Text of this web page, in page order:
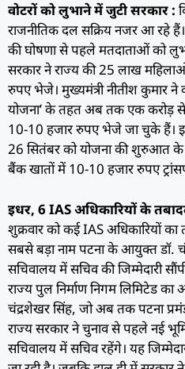
वोटरों को लुभाने में जुटी सरकार :
राजनीतिक दल सक्रिय नजर आ रहे
की घोषणा से पहले मतदाताओं को
सरकार ने राज्य की 25 लाख
रुपए भेजे। मुख्यमंत्री नीतीश कुमार ने
योजना’ के तहत अब तक एक करोड़
10-10 हजार रुपए भेजे जा चुके हैं।
26 सितंबर को योजना की शुरुआत
बैंक खातों में 10-10 हजार रुपए
इधर, 6 IAS अधिकारियों के
शुक्रवार को कई IAS अधिकारियों
सबसे बड़ा नाम पटना के आयुक्त डॉ.
सचिवालय में सचिव की जिम्मेदारी
राज्य पुल निर्माण निगम लिमिटेड का
चंद्रशेखर सिंह, जो अब तक पटना
राज्य सरकार ने चुनाव से पहले नई
सचिवालय में सचिव रहेंगे। यह